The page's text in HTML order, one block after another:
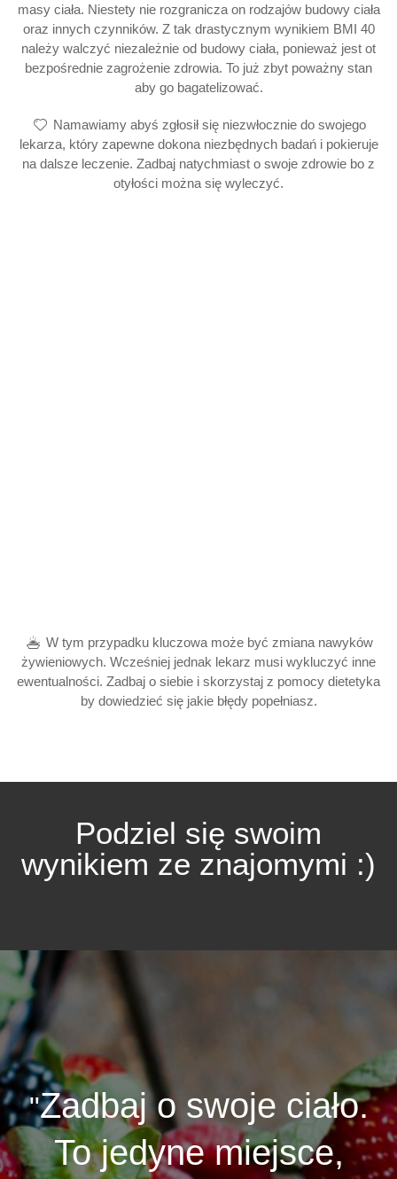
masy ciała. Niestety nie rozgranicza on rodzajów budowy ciała
oraz innych czynników. Z tak drastycznym wynikiem BMI 40
należy walczyć niezależnie od budowy ciała, ponieważ jest ot
bezpośrednie zagrożenie zdrowia. To już zbyt poważny stan
aby go bagatelizować.
Namawiamy abyś zgłosił się niezwłocznie do swojego
lekarza, który zapewne dokona niezbędnych badań i pokieruje
na dalsze leczenie. Zadbaj natychmiast o swoje zdrowie bo z
otyłości można się wyleczyć.
W tym przypadku kluczowa może być zmiana nawyków
żywieniowych. Wcześniej jednak lekarz musi wykluczyć inne
ewentualności. Zadbaj o siebie i skorzystaj z pomocy dietetyka
by dowiedzieć się jakie błędy popełniasz.
Podziel się swoim
wynikiem ze znajomymi :)
Zadbaj o swoje ciało.
To jedyne miejsce,